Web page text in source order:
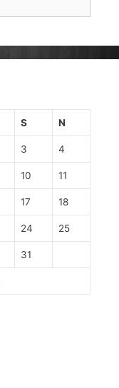
S N
3 4
10 11
17 18
24 25
31